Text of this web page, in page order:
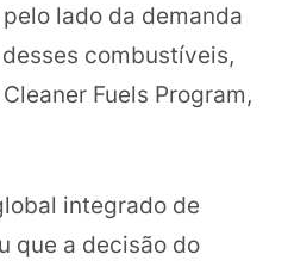
lado da demanda
combustíveis,
Fuels Program,
integrado de
que a decisão do